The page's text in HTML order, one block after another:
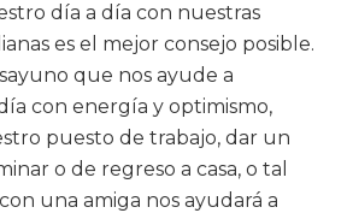
día a día con nuestras
es el mejor consejo posible.
que nos ayude a
con energía y optimismo,
puesto de trabajo, dar un
o de regreso a casa, o tal
una amiga nos ayudará a